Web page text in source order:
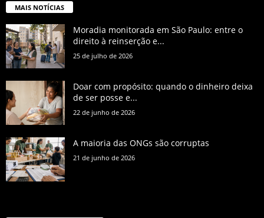
MAIS NOTÍCIAS
Moradia monitorada em São Paulo: entre o
direito à reinserção e...
25 de julho de 2026
Doar com propósito: quando o dinheiro deixa
de ser posse e...
22 de junho de 2026
A maioria das ONGs são corruptas
21 de junho de 2026